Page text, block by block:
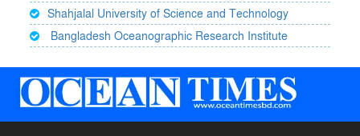
Shahjalal University of Science and Technology
Bangladesh Oceanographic Research Institute